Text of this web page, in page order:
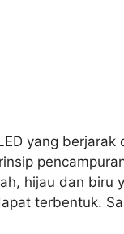
yang
hijau dan
terbentuk.